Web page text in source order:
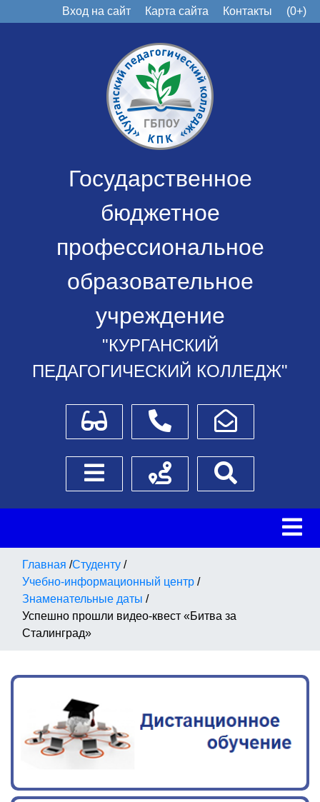
Вход на сайт Карта сайта Контакты (0+)
Государственное
бюджетное
профессиональное
образовательное
учреждение
"КУРГАНСКИЙ
ПЕДАГОГИЧЕСКИЙ КОЛЛЕДЖ"
Для слабовидящихТелефоныНаписать обращение
Боковое менюСхема проезда
Главная /Студенту /
Учебно-информационный центр /
Знаменательные даты /
Успешно прошли видео-квест «Битва за
Сталинград»